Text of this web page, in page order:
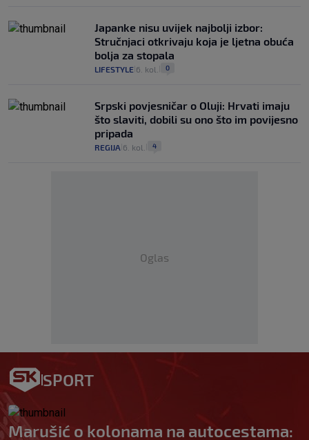
Japanke nisu uvijek najbolji izbor:
Stručnjaci otkrivaju koja je ljetna obuća
bolja za stopala
LIFESTYLE 6. kol. 0
Srpski povjesničar o Oluji: Hrvati imaju
što slaviti, dobili su ono što im povijesno
pripada
REGIJA 6. kol. 4
Oglas
SPORT
Marušić o kolonama na autocestama: